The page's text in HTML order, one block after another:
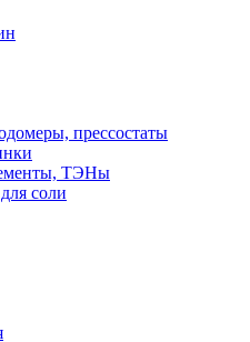
прессостаты
ТЭНы
соли